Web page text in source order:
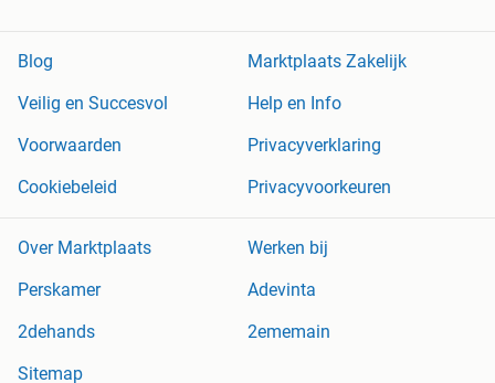
Blog
Marktplaats Zakelijk
Veilig en Succesvol
Help en Info
Voorwaarden
Privacyverklaring
Cookiebeleid
Privacyvoorkeuren
Over Marktplaats
Werken bij
Perskamer
Adevinta
2dehands
2ememain
Sitemap